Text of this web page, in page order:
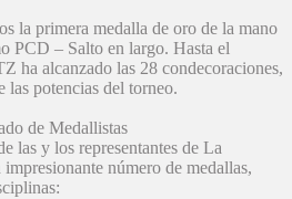
la primera medalla de oro de la mano
PCD – Salto en largo. Hasta el
ha alcanzado las 28 condecoraciones,
las potencias del torneo.
de Medallistas
las y los representantes de La
número de medallas,